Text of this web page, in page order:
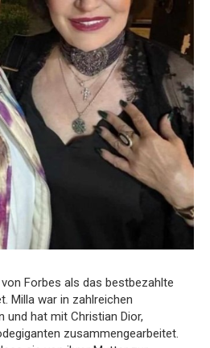
Forbes als das bestbezahlte
Milla war in zahlreichen
und hat mit Christian Dior,
zusammengearbeitet.